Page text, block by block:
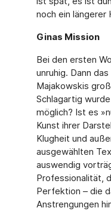
noch ein längerer
Ginas Mission
Bei den ersten
unruhig. Dann
Majakow­skis
Schlagartig
möglich? Ist es
Kunst ihrer
Klugheit und
ausgewählten
auswendig
Professionalität,
Perfektion – die
Anstrengungen